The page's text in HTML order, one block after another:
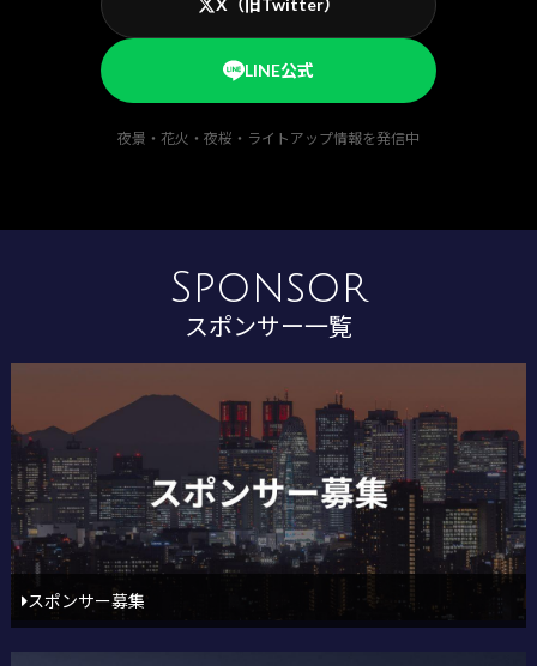
LINE公式
夜景・花火・夜桜・ライトアップ情報を発信中
Sponsor
スポンサー一覧
スポンサー募集